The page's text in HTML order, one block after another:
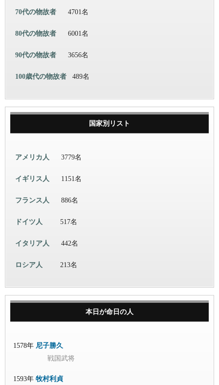
70代の物故者 4701名
80代の物故者 6001名
90代の物故者 3656名
100歳代の物故者 489名
国家別リスト
アメリカ人 3779名
イギリス人 1151名
フランス人 886名
ドイツ人 517名
イタリア人 442名
ロシア人 213名
本日が命日の人
1578年 尼子勝久
戦国武将
1593年 牧村利貞